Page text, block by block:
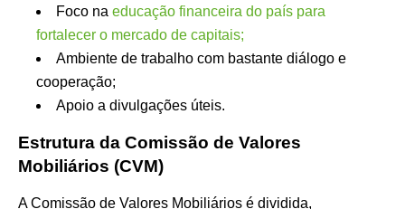
Foco na educação financeira do país para
fortalecer o mercado de capitais;
Ambiente de trabalho com bastante diálogo e
cooperação;
Apoio a divulgações úteis.
Estrutura da Comissão de Valores
Mobiliários (CVM)
A Comissão de Valores Mobiliários é dividida,